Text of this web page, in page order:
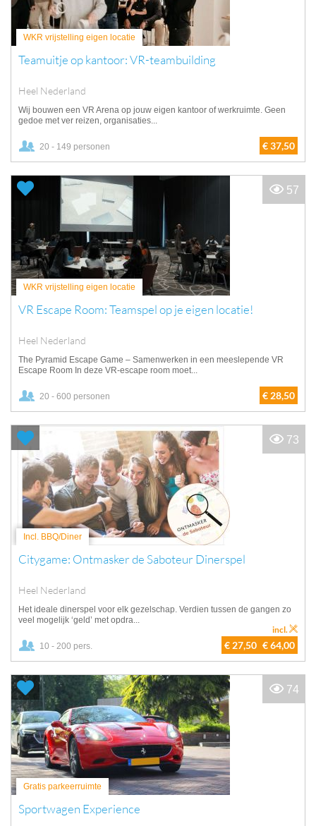
WKR vrijstelling eigen locatie
Teamuitje op kantoor: VR-teambuilding
Heel Nederland
Wij bouwen een VR Arena op jouw eigen kantoor of werkruimte. Geen
gedoe met ver reizen, organisaties...
20 - 149 personen € 37,50
WKR vrijstelling eigen locatie
VR Escape Room: Teamspel op je eigen locatie!
Heel Nederland
The Pyramid Escape Game – Samenwerken in een meeslepende VR
Escape Room In deze VR-escape room moet...
20 - 600 personen € 28,50
57
Incl. BBQ/Diner
Citygame: Ontmasker de Saboteur Dinerspel
Heel Nederland
Het ideale dinerspel voor elk gezelschap. Verdien tussen de gangen zo
veel mogelijk ‘geld’ met opdra...
10 - 200 pers. € 27,50 € 64,00
incl.
73
Gratis parkeerruimte
Sportwagen Experience
74